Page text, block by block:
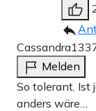
Melden
So tolerant. Ist
anders wäre…